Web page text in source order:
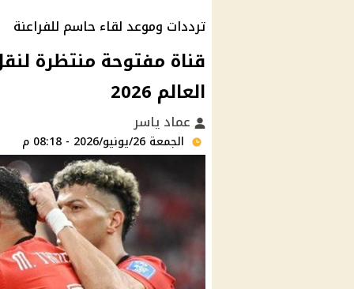
ترددات وموعد لقاء حاسم للفراعنة
قناة مفتوحة منتظرة
العالم 2026
عماد ياسر
الجمعة 26/يونيو/2026 - 08:18 م